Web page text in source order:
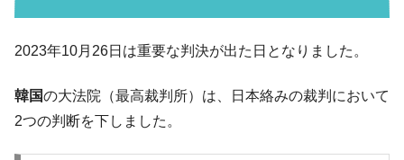
韓国「2026年07月の輸出入」絶好調。半導
体だけで410億ドル、輸出全体の41％もある
『Money1』
韓国･李在明「青年層の雇用状況が悪い。せ
2023年10月26日は重要な判決が出た日となりました。
韓国の大法院（最高裁判所）は、日本絡みの裁判において
2つの判断を下しました。